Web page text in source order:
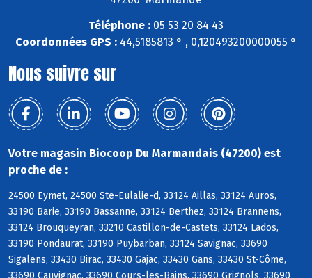
Téléphone : 05 53 20 84 43
Coordonnées GPS : 44,5185813 ° , 0,120493200000055 °
Nous suivre sur
Votre magasin Biocoop Du Marmandais (47200) est
proche de :
24500 Eymet, 24500 Ste-Eulalie-d, 33124 Aillas, 33124 Auros,
33190 Barie, 33190 Bassanne, 33124 Berthez, 33124 Brannens,
33124 Brouqueyran, 33210 Castillon-de-Castets, 33124 Lados,
33190 Pondaurat, 33190 Puybarban, 33124 Savignac, 33690
Sigalens, 33430 Birac, 33430 Gajac, 33430 Gans, 33430 St-Côme,
33690 Cauvignac, 33690 Cours-les-Bains, 33690 Grignols, 33690